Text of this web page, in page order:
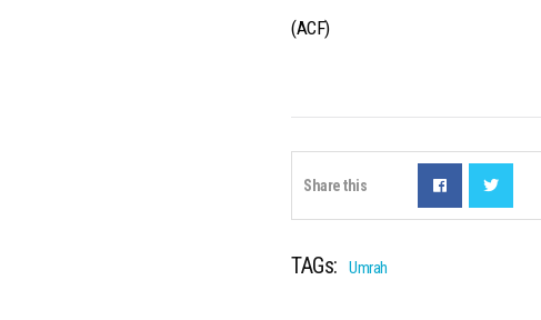
(ACF)
Share this
TAGs: Umrah